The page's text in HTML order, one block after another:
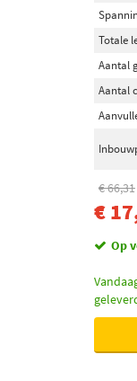
Totale
Aantal
Aantal
€ 66,31
€
Op